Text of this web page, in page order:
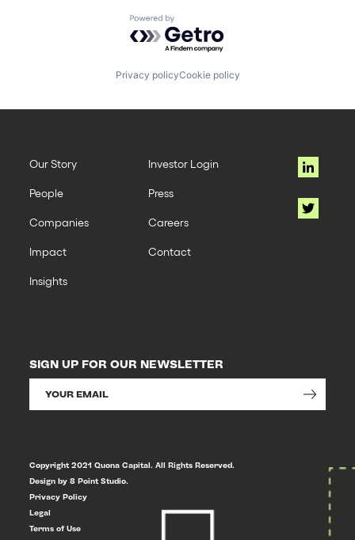
Powered by Getro.com
Privacy policyCookie policy
Our Story
People
Companies
Impact
Insights
Investor Login
Press
Careers
Contact
SIGN UP FOR OUR NEWSLETTER
Copyright 2021 Quona Capital. All Rights Reserved.
Design by 8 Point Studio.
Privacy Policy
Legal
Terms of Use